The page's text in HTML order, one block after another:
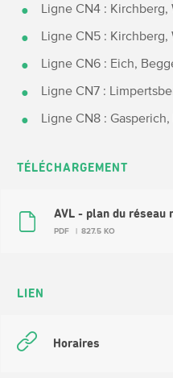
Ligne CN4 : Kirchberg,
Ligne CN5 :
Ligne CN6 : Eich,
Ligne CN7 :
Ligne CN8 :
TÉLÉCHARGEMENT
AVL - plan du réseau
PDF 827.5 KO
LIEN
Horaires